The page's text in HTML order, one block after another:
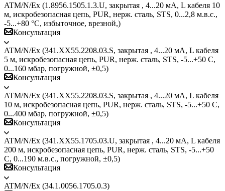
ATM/N/Ex (1.8956.1505.1.3.U, закрытая , 4...20 мА, L кабеля 10
м, искробезопасная цепь, PUR, нерж. сталь, STS, 0...2,8 м.в.с.,
-5...+80 °C, избыточное, врезной,)
Консультация
ATM/N/Ex (341.XX55.2208.03.S, закрытая , 4...20 мА, L кабеля
5 м, искробезопасная цепь, PUR, нерж. сталь, STS, -5...+50 C,
0...160 мбар, погружной, ±0,5)
Консультация
ATM/N/Ex (341.XX55.2208.03.S, закрытая , 4...20 мА, L кабеля
10 м, искробезопасная цепь, PUR, нерж. сталь, STS, -5...+50 C,
0...400 мбар, погружной, ±0,5)
Консультация
ATM/N/Ex (341.XX55.1705.03.U, закрытая , 4...20 мА, L кабеля
200 м, искробезопасная цепь, PUR, нерж. сталь, STS, -5...+50
C, 0...190 м.в.с., погружной, ±0,5)
Консультация
ATM/N/Ex (34.1.0056.1705.0.3)